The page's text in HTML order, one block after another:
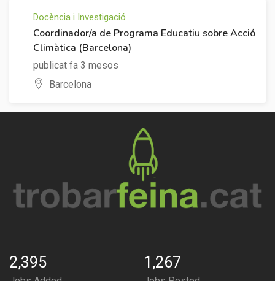
Docència i Investigació
Coordinador/a de Programa Educatiu sobre Acció
Climàtica (Barcelona)
publicat fa 3 mesos
Barcelona
2,395 1,267